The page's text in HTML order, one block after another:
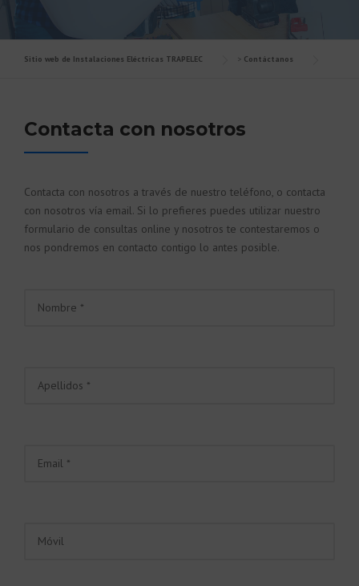
Sitio web de Instalaciones Eléctricas TRAPELEC > Contáctanos
Contacta con nosotros
Contacta con nosotros a través de nuestro teléfono, o contacta
con nosotros vía email. Si lo prefieres puedes utilizar nuestro
formulario de consultas online y nosotros te contestaremos o
nos pondremos en contacto contigo lo antes posible.